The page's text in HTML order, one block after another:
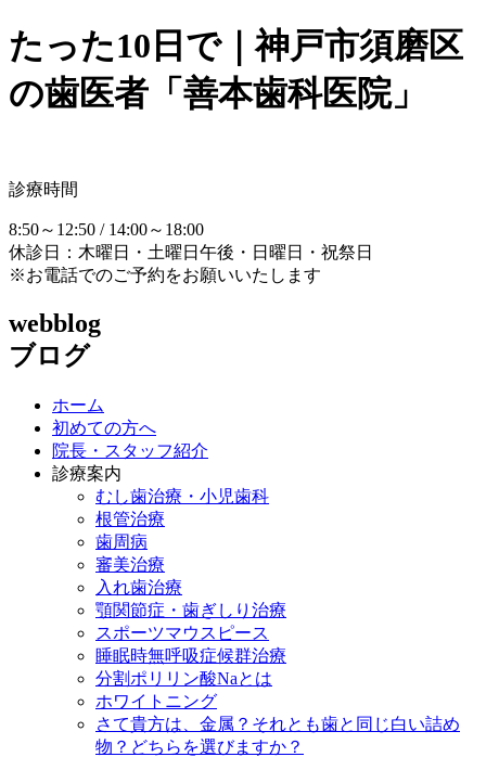
たった10日で｜神戸市須磨区
の歯医者「善本歯科医院」
診療時間
8:50～12:50 / 14:00～18:00
休診日：木曜日・土曜日午後・日曜日・祝祭日
※お電話でのご予約をお願いいたします
webblog
ブログ
ホーム
初めての方へ
院長・スタッフ紹介
診療案内
むし歯治療・小児歯科
根管治療
歯周病
審美治療
入れ歯治療
顎関節症・歯ぎしり治療
スポーツマウスピース
睡眠時無呼吸症候群治療
分割ポリリン酸Naとは
ホワイトニング
さて貴方は、金属？それとも歯と同じ白い詰め
物？どちらを選びますか？